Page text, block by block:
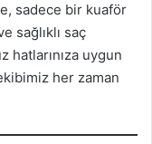
sadece bir kuaför
sağlıklı saç
hatlarınıza uygun
her zaman